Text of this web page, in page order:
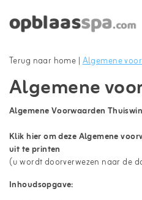
Terug naar home |Algemene
Algemene
Algemene Voorwaarden
Klik hier om deze Algemene
uit te printen
(u wordt doorverwezen naar de
Inhoudsopgave: